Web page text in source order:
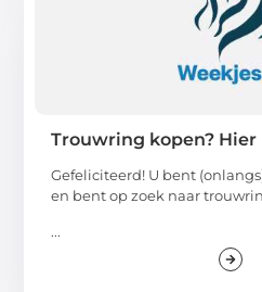
Trouwring kopen?
Gefeliciteerd! U bent
en bent op zoek naar
...